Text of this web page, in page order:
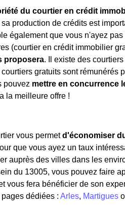
du courtier en crédit
production de crédits est
également que vous n'ayez pas
(courtier en crédit immobilier
proposera. Il existe des
courtiers gratuits sont rémunérés
pouvez mettre en concurrence
la meilleure offre !
vous permetd'économiser
que vous ayez un taux
auprès des villes dans les
du 13005, vous pouvez faire
vous fera bénéficier de son
dédiées : Arles, Martigues